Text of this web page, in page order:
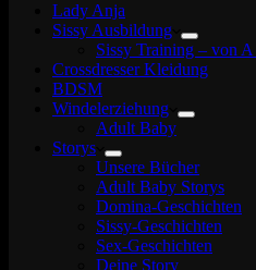
Lady Anja
Sissy Ausbildung
Sissy Training – von
Crossdresser Kleidung
BDSM
Windelerziehung
Adult Baby
Storys
Unsere Bücher
Adult Baby Storys
Domina-Geschichten
Sissy-Geschichten
Sex-Geschichten
Deine Story